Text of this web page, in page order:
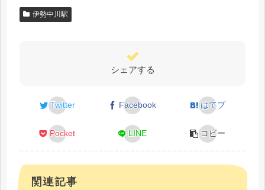
伊勢中川駅
シェアする
Twitter Facebook はてブ
Pocket LINE コピー
関連記事